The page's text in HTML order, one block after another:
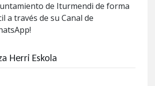
de Iturmendi de forma
a través de su Canal de
Herri Eskola